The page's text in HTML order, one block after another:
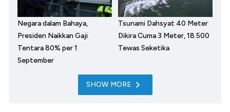
Negara dalam Bahaya,
Presiden Naikkan Gaji
Tentara 80% per 1
September
Tsunami Dahsyat 40 Meter
Dikira Cuma 3 Meter, 18.500
Tewas Seketika
SHOW MORE